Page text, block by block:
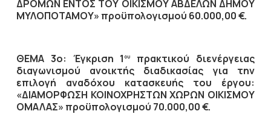
ΔΡΟΜΩΝ ΕΝΤΟΣ ΤΟΥ ΟΙΚΙΣΜΟΥ ΑΒΔΕΛΩΝ ΔΗΜΟΥ
ΜΥΛΟΠΟΤΑΜΟΥ» προϋπολογισμού 60.000,00 €.
ΘΕΜΑ 3ο: Έγκριση 1 ου
πρακτικού διενέργειας
διαγωνισμού ανοικτής διαδικασίας για την
επιλογή αναδόχου κατασκευής του έργου:
«ΔΙΑΜΟΡΦΩΣΗ ΚΟΙΝΟΧΡΗΣΤΩΝ ΧΩΡΩΝ ΟΙΚΙΣΜΟΥ
ΟΜΑΛΑΣ» προϋπολογισμού 70.000,00 €.